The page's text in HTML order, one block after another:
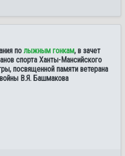
по лыжным гонкам, в зачет
спорта Ханты-Мансийского
посвященной памяти ветерана
В.Я. Башмакова